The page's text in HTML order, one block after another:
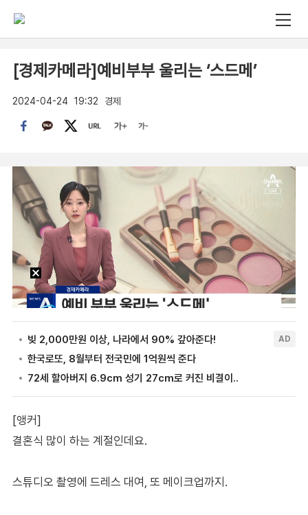
[경제카메라]예비부부 울리는 ‘스드메’
2024-04-24 19:32 경제
[앵커]
결혼식 많이 하는 계절인데요.
스튜디오 촬영에 드레스 대여, 또 메이크업까지.